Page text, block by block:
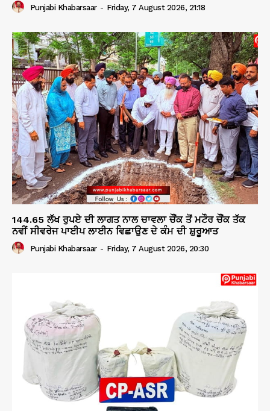
Punjabi Khabarsaar - Friday, 7 August 2026, 21:18
144.65 ਲੱਖ ਰੁਪਏ ਦੀ ਲਾਗਤ ਨਾਲ ਚਾਵਲਾ ਚੌਂਕ ਤੋਂ ਮਟੌਰ ਚੌਂਕ ਤੱਕ
ਨਵੀਂ ਸੀਵਰੇਜ ਪਾਈਪ ਲਾਈਨ ਵਿਛਾਉਣ ਦੇ ਕੰਮ ਦੀ ਸ਼ੁਰੂਆਤ
Punjabi Khabarsaar - Friday, 7 August 2026, 20:30